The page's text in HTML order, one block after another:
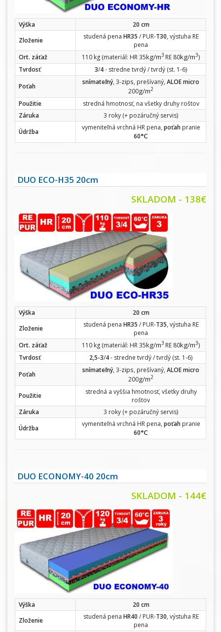
Výška
20 cm
Zloženie
studená pena HR35 / PUR-T30, výstuha RE
pena
Ort. záťaž
110 kg (materiál: HR 35kg/m3 RE 80kg/m3)
Tvrdosť
3/4- stredne tvrdý / tvrdý (st. 1-6)
Poťah
snímateľný, 3-zips, prešívaný, ALOE micro
200g/m2
Použitie
stredná hmotnosť, na všetky druhy roštov
Záruka
3 roky (+ pozáručný servis)
Údržba
vymeniteľná vrchná HR pena, poťahpranie
60°C
DUO ECO-H35 20cm
SKLADOM - 138€
Výška
20 cm
Zloženie
studená pena HR35 / PUR-T35, výstuha RE
pena
Ort. záťaž
110 kg (materiál: HR 35kg/m3 RE 80kg/m3)
Tvrdosť
2,5-3/4- stredne tvrdý / tvrdý (st. 1-6)
Poťah
snímateľný, 3-zips, prešívaný, ALOE micro
200g/m2
Použitie
stredná a vyššia hmotnosť, všetky druhy
roštov
Záruka
3 roky (+ pozáručný servis)
Údržba
vymeniteľná vrchná HR pena, poťahpranie
60°C
DUO ECONOMY-40 20cm
SKLADOM - 144€
Výška
20 cm
Zloženie
studená pena HR40 / PUR-T30, výstuha RE
pena